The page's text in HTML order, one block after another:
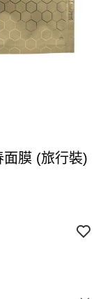
面膜 (旅行裝)